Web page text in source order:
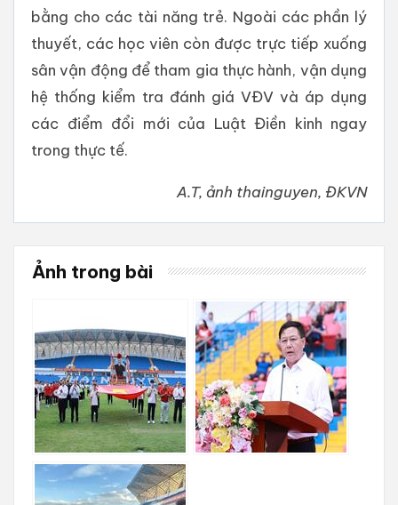
bằng cho các tài năng trẻ. Ngoài các phần lý
thuyết, các học viên còn được trực tiếp xuống
sân vận động để tham gia thực hành, vận dụng
hệ thống kiểm tra đánh giá VĐV và áp dụng
các điểm đổi mới của Luật Điền kinh ngay
trong thực tế.
A.T, ảnh thainguyen, ĐKVN
Ảnh trong bài